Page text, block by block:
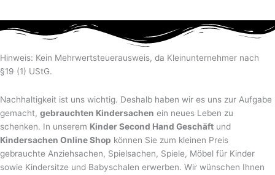
Hinweis: Kein Mehrwertsteuerausweis, da Kleinunternehmer nach
§19 (1) UStG.
Nachhaltigkeit ist uns wichtig. Deshalb haben wir es uns zur Aufgabe
gemacht, gebrauchten Kindersachen ein neues Leben zu
schenken. In unserem Kinder Second Hand Geschäft und
Kindersachen Online Shop können Sie zum kleinen Preis
gebrauchte Anziehsachen, Spiel­sachen, Spiele, Möbel für Kinder
sowie Kindersitze und Babyschalen erwerben. Wir wünschen Ihnen